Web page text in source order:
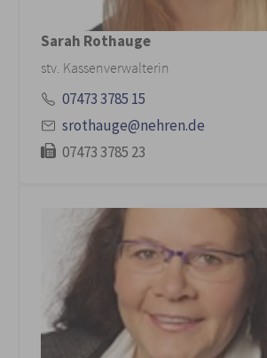
Sarah Rothauge
stv. Kassenverwalterin
07473 3785 15
srothauge@nehren.de
07473 3785 23